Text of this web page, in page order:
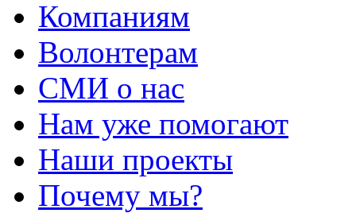
Компаниям
Волонтерам
СМИ о нас
Нам уже помогают
Наши проекты
Почему мы?